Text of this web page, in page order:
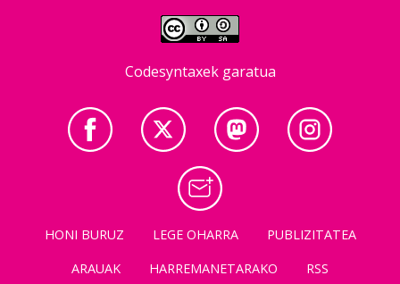
Codesyntaxek garatua
HONI BURUZ LEGE OHARRA
PUBLIZITATEA
ARAUAK
HARREMANETARAKO RSS